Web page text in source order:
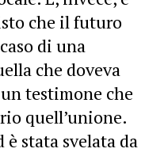
che il futuro
di una
che doveva
testimone che
quell’unione.
è stata svelata da